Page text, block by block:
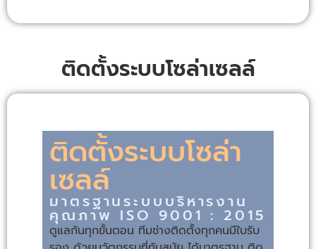
ติดตั้งระบบโซล่าเซลล์
ติดตั้งระบบโซล่า
เซลล์
มาตรฐานระบบบริหารงาน
คุณภาพ ISO 9001 : 2015
ดูแลกันทุกขั้นตอน ทีมช่างติดตั้งทุกคนมีใบรับ